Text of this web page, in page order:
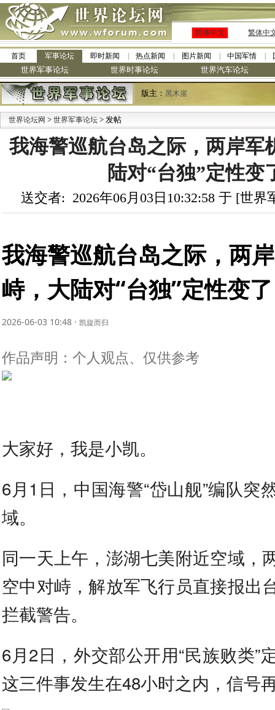
简体中文 繁体中
首页 军事论坛 即时新闻 热点新闻 图片新闻 中国军情
世界军事论坛 世界时事论坛 世界汽车论坛
版主： 黑木崖
世界论坛网 > 世界军事论坛 > 发帖
我海警巡航台岛之际，两岸军
陆对“台独”定性变
送交者: 2026年06月03日10:32:58 于 [世
我海警巡航台岛之际，两
峙，大陆对“台独”定性变了
2026-06-03 10:48 · 凯旋而归
作品声明：个人观点、仅供参考
大家好，我是小凯。
6月1日，中国海警“岱山舰”编队突
域。
同一天上午，澎湖七美附近空域，
空中对峙，解放军飞行员直接报出
拦截警告。
6月2日，外交部公开用“民族败类”
这三件事发生在48小时之内，信号